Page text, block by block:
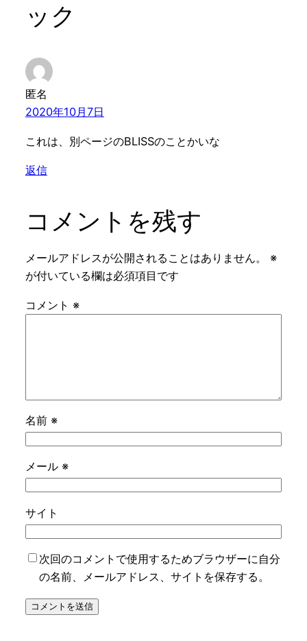
ック
匿名
2020年10月7日
これは、別ページのBLISSのことかいな
返信
コメントを残す
メールアドレスが公開されることはありません。
※
が付いている欄は必須項目です
コメント ※
名前 ※
メール ※
サイト
次回のコメントで使用するためブラウザーに自分
の名前、メールアドレス、サイトを保存する。